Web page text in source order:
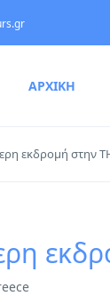
ΑΡΧΙΚΗ
εκδρομή στην